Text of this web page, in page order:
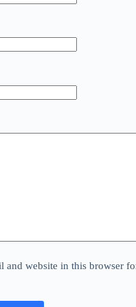
and website in this browser